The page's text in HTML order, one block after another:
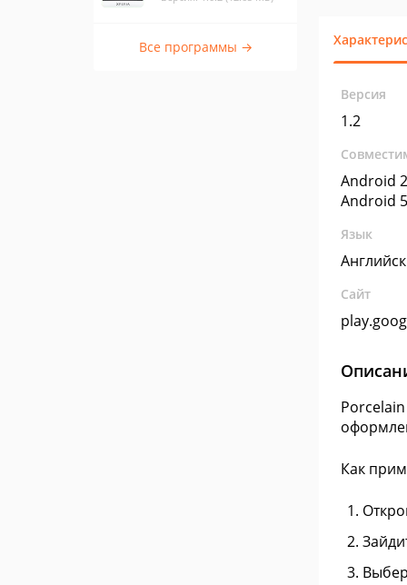
Все программы →
Версия
1.2
Android
Android
Язык
Сайт
Как